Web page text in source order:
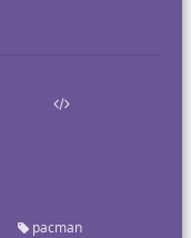
pacman